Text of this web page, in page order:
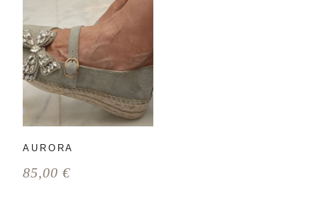
AURORA
85,00€